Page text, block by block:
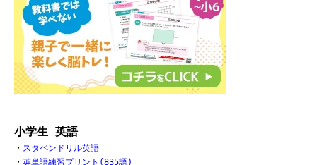
小学生 英語
・ スタペンドリル英語
・ 英単語練習プリント(835語)